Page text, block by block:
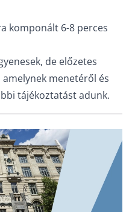
komponált 6-8 perces
de előzetes
menetéről és
tájékoztatást adunk.